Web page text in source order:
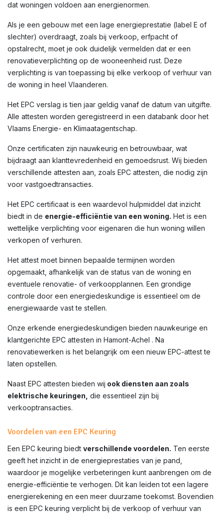
dat woningen voldoen aan energienormen.
Als je een gebouw met een lage energieprestatie (label E of
slechter) overdraagt, zoals bij verkoop, erfpacht of
opstalrecht, moet je ook duidelijk vermelden dat er een
renovatieverplichting op de wooneenheid rust. Deze
verplichting is van toepassing bij elke verkoop of verhuur van
de woning in heel Vlaanderen.
Het EPC verslag is tien jaar geldig vanaf de datum van uitgifte.
Alle attesten worden geregistreerd in een databank door het
Vlaams Energie- en Klimaatagentschap.
Onze certificaten zijn nauwkeurig en betrouwbaar, wat
bijdraagt aan klanttevredenheid en gemoedsrust. Wij bieden
verschillende attesten aan, zoals EPC attesten, die nodig zijn
voor vastgoedtransacties.
Het EPC certificaat is een waardevol hulpmiddel dat inzicht
biedt in de energie-efficiëntie van een woning. Het is een
wettelijke verplichting voor eigenaren die hun woning willen
verkopen of verhuren.
Het attest moet binnen bepaalde termijnen worden
opgemaakt, afhankelijk van de status van de woning en
eventuele renovatie- of verkoopplannen. Een grondige
controle door een energiedeskundige is essentieel om de
energiewaarde vast te stellen.
Onze erkende energiedeskundigen bieden nauwkeurige en
klantgerichte EPC attesten in Hamont-Achel . Na
renovatiewerken is het belangrijk om een nieuw EPC-attest te
laten opstellen.
Naast EPC attesten bieden wij ook diensten aan zoals
elektrische keuringen, die essentieel zijn bij
verkooptransacties.
Voordelen van een EPC Keuring
Een EPC keuring biedt verschillende voordelen. Ten eerste
geeft het inzicht in de energieprestaties van je pand,
waardoor je mogelijke verbeteringen kunt aanbrengen om de
energie-efficiëntie te verhogen. Dit kan leiden tot een lagere
energierekening en een meer duurzame toekomst. Bovendien
is een EPC keuring verplicht bij de verkoop of verhuur van